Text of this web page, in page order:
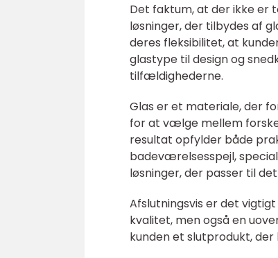
Det faktum, at der ikke er
løsninger, der tilbydes af
deres fleksibilitet, at
glastype til design og
tilfældighederne.
Glas er et materiale, der
for at vælge mellem
resultat opfylder både
badeværelsesspejl,
løsninger, der passer til
Afslutningsvis er det
kvalitet, men også en
kunden et slutprodukt,